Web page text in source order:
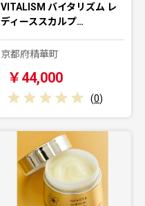
VITALISM バイタリズム レ
ディーススカルプ…
京都府精華町
￥44,000
(0)